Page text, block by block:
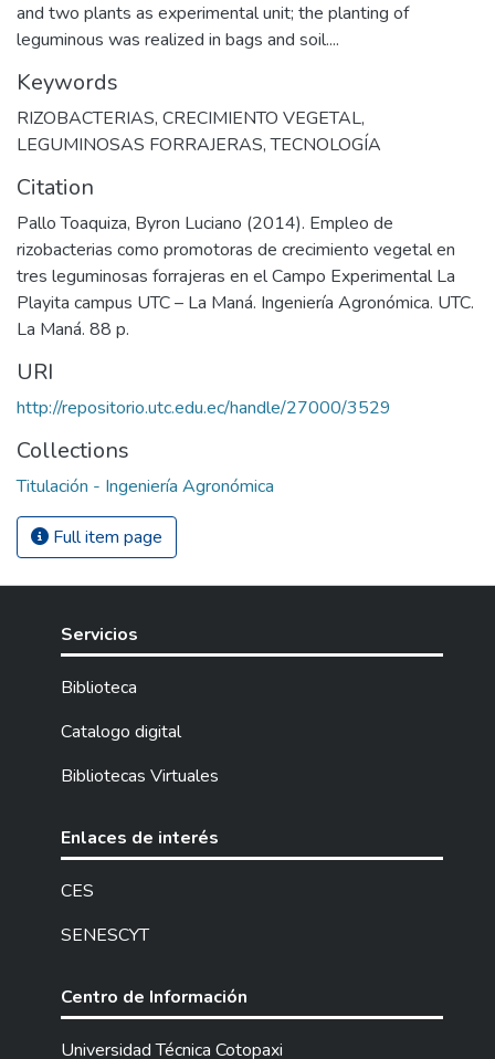
and two plants as experimental unit; the planting of
leguminous was realized in bags and soil....
Keywords
RIZOBACTERIAS, CRECIMIENTO VEGETAL,
LEGUMINOSAS FORRAJERAS,TECNOLOGÍA
Citation
Pallo Toaquiza, Byron Luciano (2014). Empleo de
rizobacterias como promotoras de crecimiento vegetal en
tres leguminosas forrajeras en el Campo Experimental La
Playita campus UTC – La Maná. Ingeniería Agronómica. UTC.
La Maná. 88 p.
URI
http://repositorio.utc.edu.ec/handle/27000/3529
Collections
Titulación - Ingeniería Agronómica
Full item page
Servicios
Biblioteca
Catalogo digital
Bibliotecas Virtuales
Enlaces de interés
CES
SENESCYT
Centro de Información
Universidad Técnica Cotopaxi